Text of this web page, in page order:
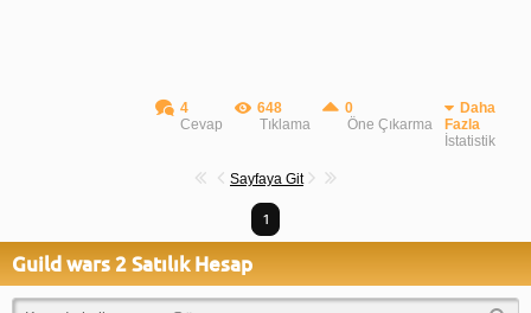
4
Cevap
648
Tıklama
0
Öne Çıkarma
Daha
Fazla
İstatistik
Sayfaya Git
1
Guild wars 2 Satılık Hesap